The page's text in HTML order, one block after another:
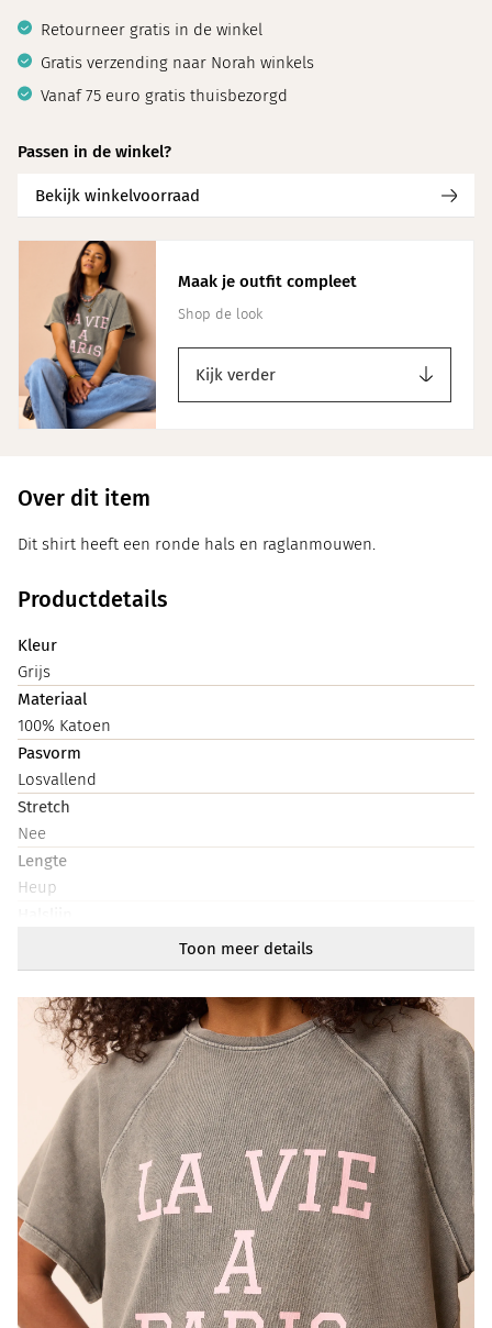
Retourneer gratis in de winkel
Gratis verzending naar Norah winkels
Vanaf 75 euro gratis thuisbezorgd
Passen in de winkel?
Bekijk winkelvoorraad
Maak je outfit compleet
Shop de look
Kijk verder
Over dit item
Dit shirt heeft een ronde hals en raglanmouwen.
Productdetails
Kleur
Grijs
Materiaal
100% Katoen
Pasvorm
Losvallend
Stretch
Nee
Lengte
Heup
Mouwlengte
Kort
Artikelnummer
219210-050
Toon meer details